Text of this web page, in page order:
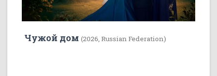
Чужой дом (2026, Russian Federation)